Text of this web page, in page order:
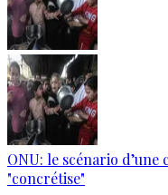
ONU: le scénario
"concrétise"